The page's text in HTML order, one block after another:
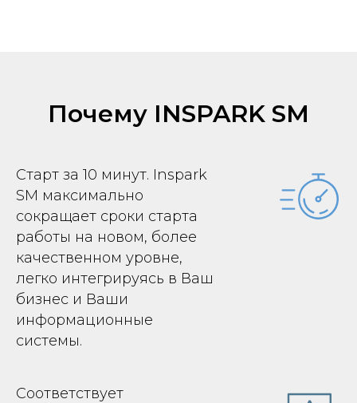
Почему INSPARK SM
Старт за 10 минут. Inspark
SM максимально
сокращает сроки старта
работы на новом, более
качественном уровне,
легко интегрируясь в Ваш
бизнес и Ваши
информационные
системы.
Соответствует